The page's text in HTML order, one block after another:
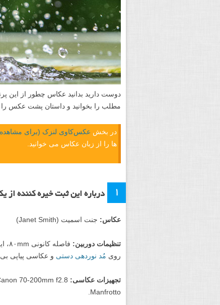
دوست دارید بدانید عکاس چطور از
مطلب را بخوانید و داستان پشت عکس را
در بخش عکس‌کاوی لنزک (برای مشاهده
ها را از زبان عکاس می خوانید.
۱ درباره این ثبت خیره کننده
عکاس: جنت اسمیت (Janet Smith)
تنظیمات دوربین:
روی مُد نوردهی دستی و عکاسی پیاپی
تجهیزات عکاسی:
Manfrotto.